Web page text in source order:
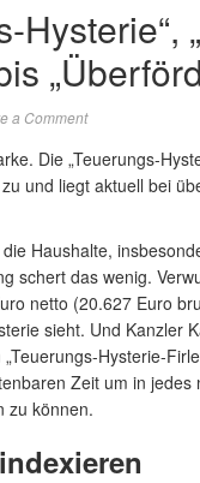
Hysterie“,
a Comment
Die „Teuerungs-
und liegt aktuell bei
Haushalte,
schert das wenig.
netto (20.627 Euro
sieht. Und Kanzler
Hysterie-
Zeit um in
zu können.